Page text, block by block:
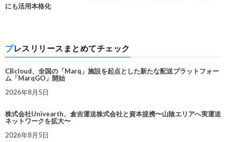
にも活用本格化
プレスリリースまとめてチェック
CBcloud、全国の「Marq」施設を起点とした新たな配送プラットフォー
ム「MarqGO」開始
2026年8月5日
株式会社Univearth、倉吉運送株式会社と資本提携〜山陰エリアへ実運送
ネットワークを拡大〜
2026年8月5日